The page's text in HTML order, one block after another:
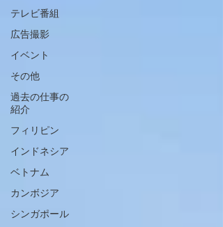
テレビ番組
広告撮影
イベント
その他
過去の仕事の
紹介
フィリピン
インドネシア
ベトナム
カンボジア
シンガポール